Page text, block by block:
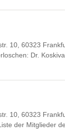
10, 60323
Dr.
10, 60323
der Mitglieder